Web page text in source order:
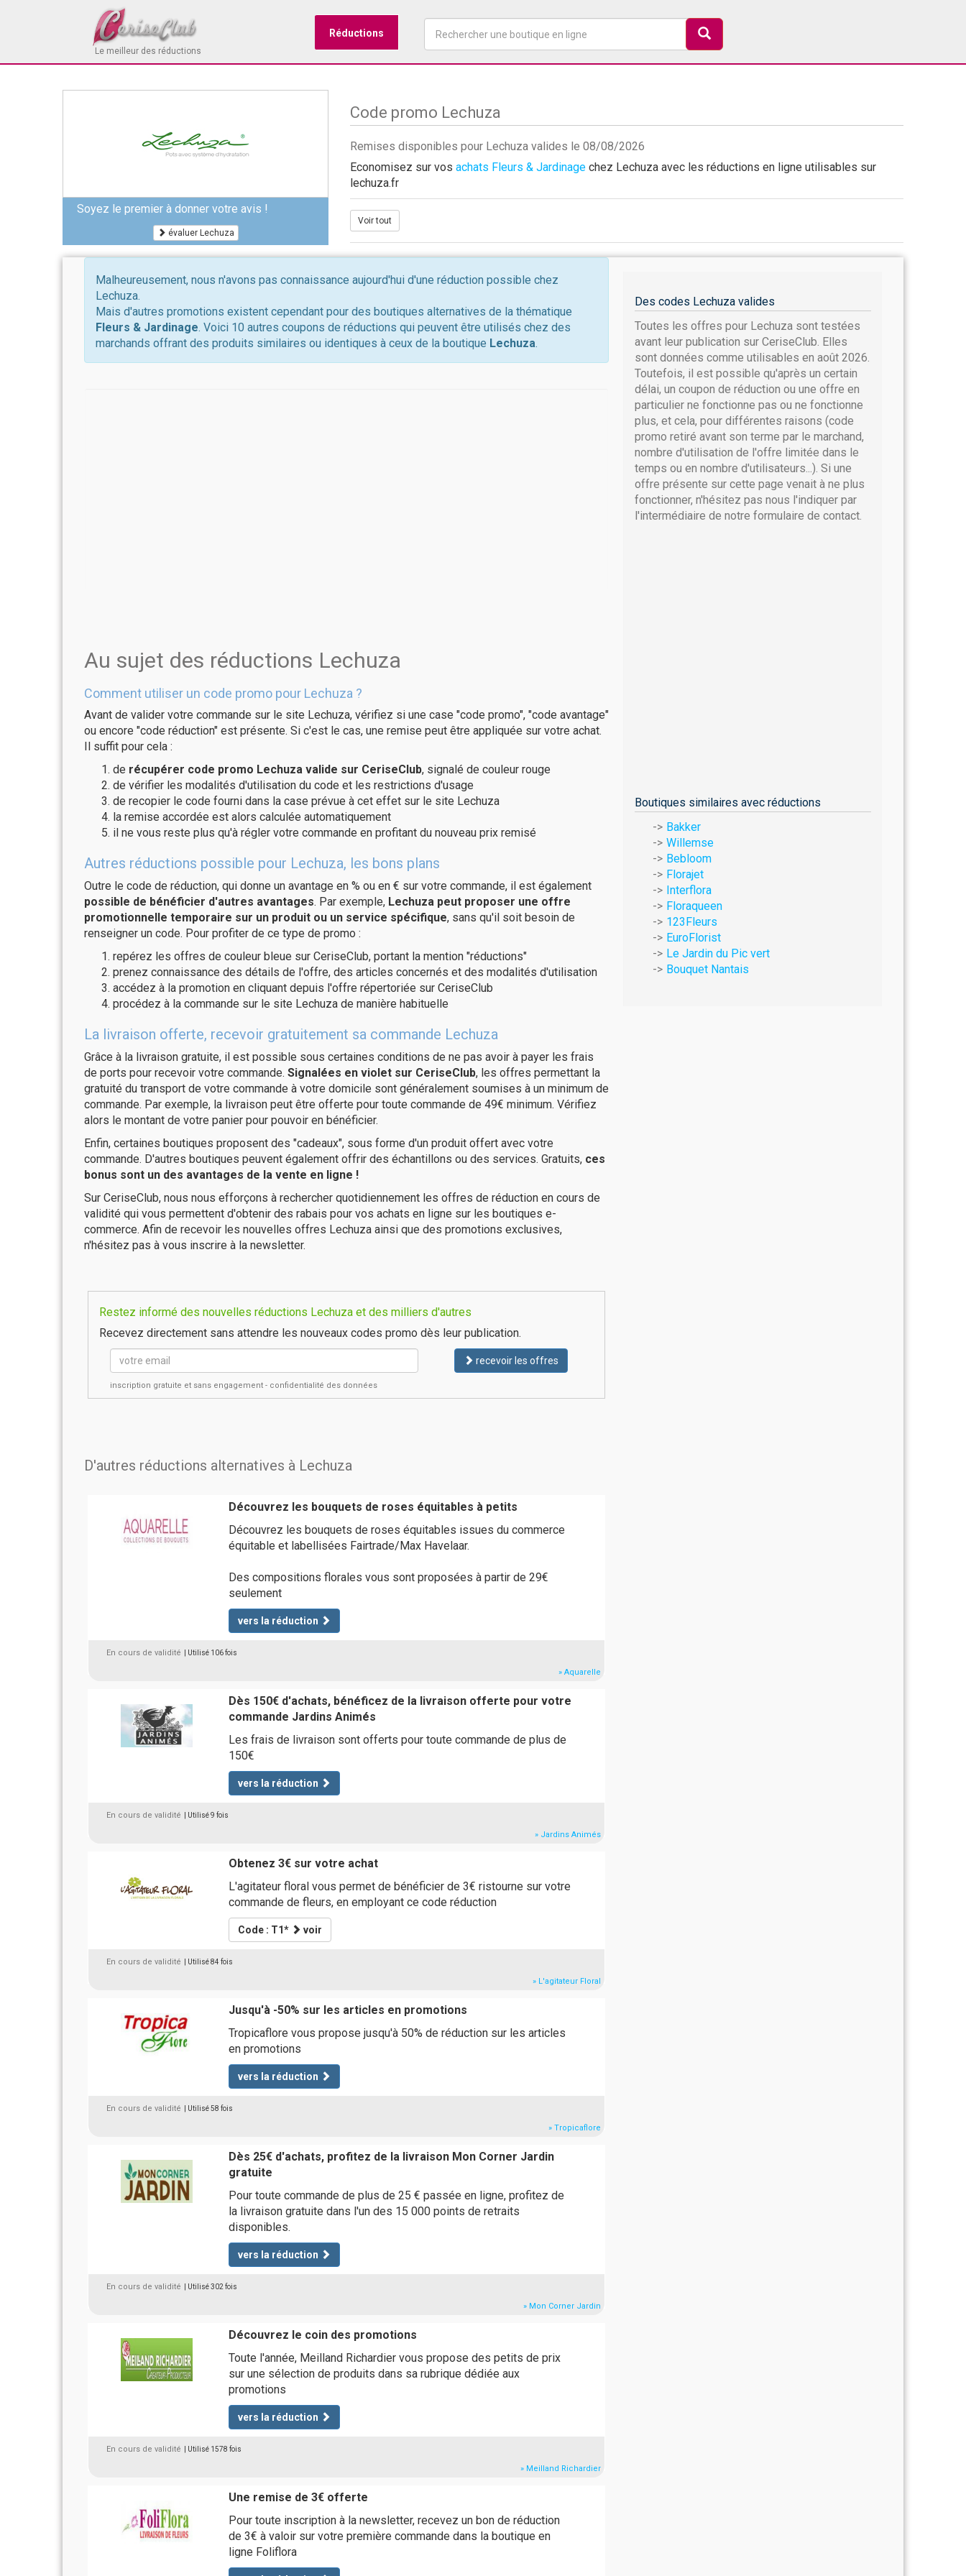
Le meilleur des réductions
Réductions
Soyez le premier à donner votre avis !
évaluer Lechuza
Code promo Lechuza
Remises disponibles pour Lechuza valides le 08/08/2026
Economisez sur vos achats Fleurs & Jardinage chez Lechuza avec les réductions en ligne utilisables sur
lechuza.fr
Voir tout
Malheureusement, nous n'avons pas connaissance aujourd'hui d'une réduction possible chez
Lechuza.
Mais d'autres promotions existent cependant pour des boutiques alternatives de la thématique
Fleurs & Jardinage. Voici 10 autres coupons de réductions qui peuvent être utilisés chez des
marchands offrant des produits similaires ou identiques à ceux de la boutique Lechuza.
Au sujet des réductions Lechuza
Comment utiliser un code promo pour Lechuza ?
Avant de valider votre commande sur le site Lechuza, vérifiez si une case "code promo", "code avantage"
ou encore "code réduction" est présente. Si c'est le cas, une remise peut être appliquée sur votre achat.
Il suffit pour cela :
de récupérer code promo Lechuza valide sur CeriseClub, signalé de couleur rouge
de vérifier les modalités d'utilisation du code et les restrictions d'usage
de recopier le code fourni dans la case prévue à cet effet sur le site Lechuza
la remise accordée est alors calculée automatiquement
il ne vous reste plus qu'à régler votre commande en profitant du nouveau prix remisé
Autres réductions possible pour Lechuza, les bons plans
Outre le code de réduction, qui donne un avantage en % ou en € sur votre commande, il est également
possible de bénéficier d'autres avantages. Par exemple, Lechuza peut proposer une offre
promotionnelle temporaire sur un produit ou un service spécifique, sans qu'il soit besoin de
renseigner un code. Pour profiter de ce type de promo :
repérez les offres de couleur bleue sur CeriseClub, portant la mention "réductions"
prenez connaissance des détails de l'offre, des articles concernés et des modalités d'utilisation
accédez à la promotion en cliquant depuis l'offre répertoriée sur CeriseClub
procédez à la commande sur le site Lechuza de manière habituelle
La livraison offerte, recevoir gratuitement sa commande Lechuza
Grâce à la livraison gratuite, il est possible sous certaines conditions de ne pas avoir à payer les frais
de ports pour recevoir votre commande. Signalées en violet sur CeriseClub, les offres permettant la
gratuité du transport de votre commande à votre domicile sont généralement soumises à un minimum de
commande. Par exemple, la livraison peut être offerte pour toute commande de 49€ minimum. Vérifiez
alors le montant de votre panier pour pouvoir en bénéficier.
Enfin, certaines boutiques proposent des "cadeaux", sous forme d'un produit offert avec votre
commande. D'autres boutiques peuvent également offrir des échantillons ou des services. Gratuits, ces
bonus sont un des avantages de la vente en ligne !
Sur CeriseClub, nous nous efforçons à rechercher quotidiennement les offres de réduction en cours de
validité qui vous permettent d'obtenir des rabais pour vos achats en ligne sur les boutiques e-
commerce. Afin de recevoir les nouvelles offres Lechuza ainsi que des promotions exclusives,
n'hésitez pas à vous inscrire à la newsletter.
Restez informé des nouvelles réductions Lechuza et des milliers d'autres
Recevez directement sans attendre les nouveaux codes promo dès leur publication.
recevoir les offres
inscription gratuite et sans engagement - confidentialité des données
D'autres réductions alternatives à Lechuza
Découvrez les bouquets de roses équitables à petits
Découvrez les bouquets de roses équitables issues du commerce
équitable et labellisées Fairtrade/Max Havelaar.
Des compositions florales vous sont proposées à partir de 29€
seulement
vers la réduction
En cours de validité | Utilisé 106 fois
» Aquarelle
Dès 150€ d'achats, bénéficez de la livraison offerte pour votre
commande Jardins Animés
Les frais de livraison sont offerts pour toute commande de plus de
150€
vers la réduction
En cours de validité | Utilisé 9 fois
» Jardins Animés
Obtenez 3€ sur votre achat
L'agitateur floral vous permet de bénéficier de 3€ ristourne sur votre
commande de fleurs, en employant ce code réduction
Code : T1* voir
En cours de validité | Utilisé 84 fois
» L'agitateur Floral
Jusqu'à -50% sur les articles en promotions
Tropicaflore vous propose jusqu'à 50% de réduction sur les articles
en promotions
vers la réduction
En cours de validité | Utilisé 58 fois
» Tropicaflore
Dès 25€ d'achats, profitez de la livraison Mon Corner Jardin
gratuite
Pour toute commande de plus de 25 € passée en ligne, profitez de
la livraison gratuite dans l'un des 15 000 points de retraits
disponibles.
vers la réduction
En cours de validité | Utilisé 302 fois
» Mon Corner Jardin
Découvrez le coin des promotions
Toute l'année, Meilland Richardier vous propose des petits de prix
sur une sélection de produits dans sa rubrique dédiée aux
promotions
vers la réduction
En cours de validité | Utilisé 1578 fois
» Meilland Richardier
Une remise de 3€ offerte
Pour toute inscription à la newsletter, recevez un bon de réduction
de 3€ à valoir sur votre première commande dans la boutique en
ligne Foliflora
Des codes Lechuza valides
Toutes les offres pour Lechuza sont testées
avant leur publication sur CeriseClub. Elles
sont données comme utilisables en août 2026.
Toutefois, il est possible qu'après un certain
délai, un coupon de réduction ou une offre en
particulier ne fonctionne pas ou ne fonctionne
plus, et cela, pour différentes raisons (code
promo retiré avant son terme par le marchand,
nombre d'utilisation de l'offre limitée dans le
temps ou en nombre d'utilisateurs...). Si une
offre présente sur cette page venait à ne plus
fonctionner, n'hésitez pas nous l'indiquer par
l'intermédiaire de notre formulaire de contact.
Boutiques similaires avec réductions
Bakker
Willemse
Bebloom
Florajet
Interflora
Floraqueen
123Fleurs
EuroFlorist
Le Jardin du Pic vert
Bouquet Nantais